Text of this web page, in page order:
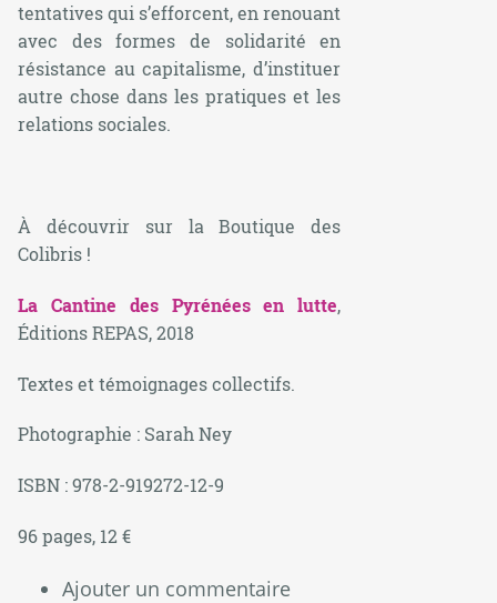
tentatives qui s’efforcent, en renouant
avec des formes de solidarité en
résistance au capitalisme, d’instituer
autre chose dans les pratiques et les
relations sociales.
À découvrir sur la Boutique des
Colibris !
La Cantine des Pyrénées en lutte,
Éditions REPAS, 2018
Textes et témoignages collectifs.
Photographie : Sarah Ney
ISBN : 978-2-919272-12-9
96 pages, 12 €
Ajouter un commentaire